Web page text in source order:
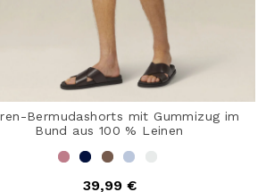
Bermudashorts mit Gummizug im
Bund aus 100 % Leinen
39,99 €